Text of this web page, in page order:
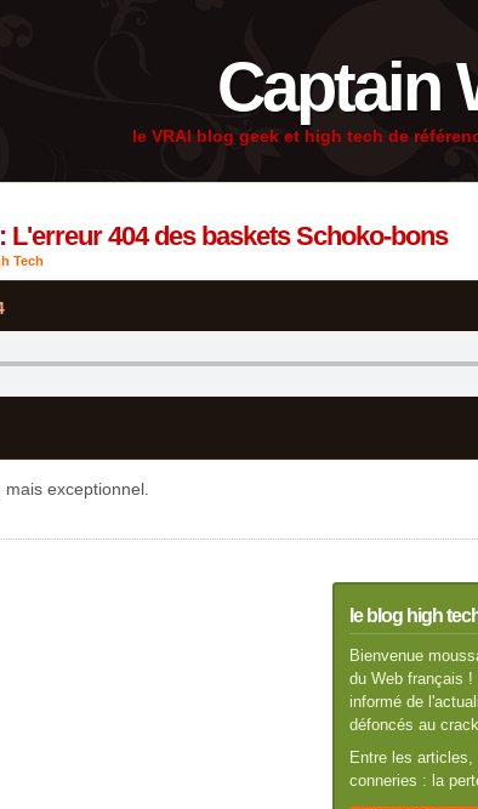
Captain
le VRAI blog geek et high tech de
L'erreur 404 des baskets Schoko-bons
Tech
exceptionnel.
le blog high
Bienvenue
du Web français
informé de
défoncés au
Entre les articles,
conneries : la